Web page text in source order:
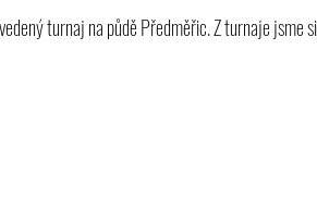
turnaj na půdě Předměřic. Z turnaje jsme